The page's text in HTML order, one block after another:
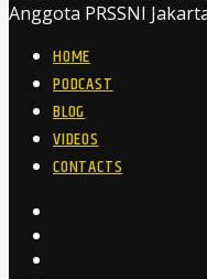
Anggota PRSSNI
HOME
PODCAST
BLOG
VIDEOS
CONTACTS